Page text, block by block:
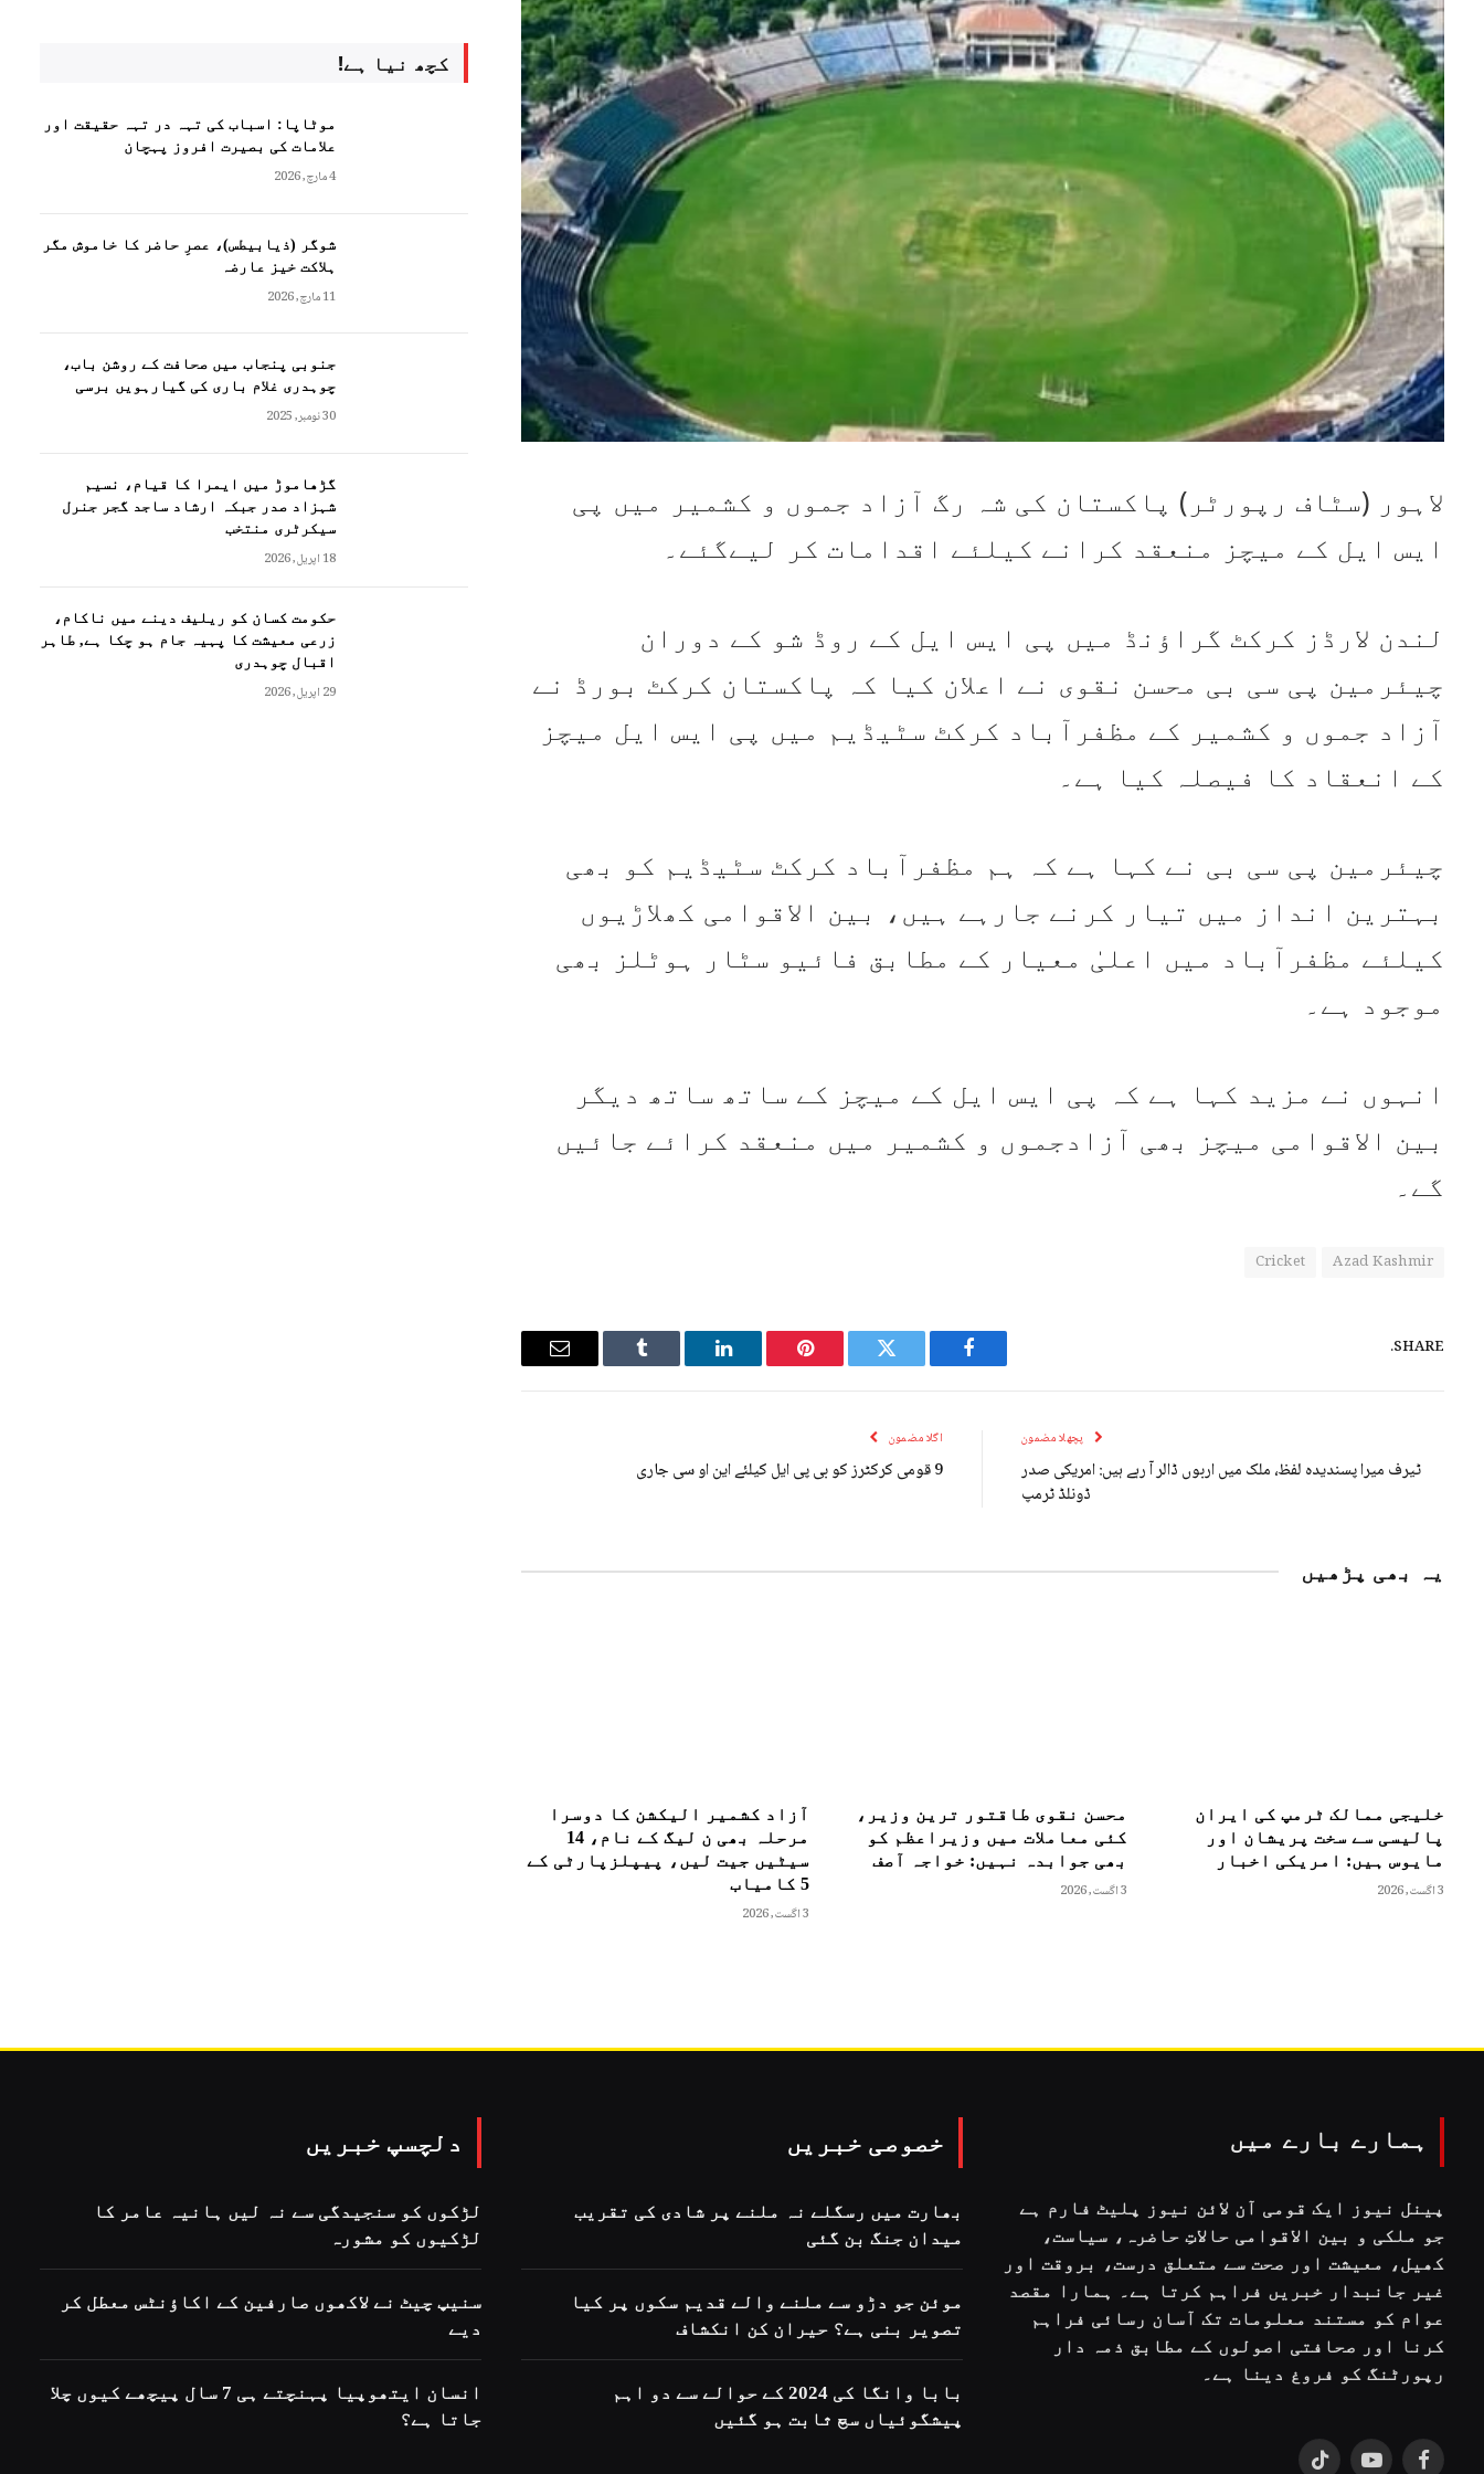
لاہور (سٹاف رپورٹر) پاکستان کی شہ رگ آزاد جموں و کشمیر میں پی
ایس ایل کے میچز منعقد کرانے کیلئے اقدامات کر لیےگئے۔
لندن لارڈز کرکٹ گراؤنڈ میں پی ایس ایل کے روڈ شو کے دوران
چیئرمین پی سی بی محسن نقوی نے اعلان کیا کہ پاکستان کرکٹ بورڈ نے
آزاد جموں و کشمیر کے مظفرآباد کرکٹ سٹیڈیم میں پی ایس ایل میچز
کے انعقاد کا فیصلہ کیا ہے۔
چیئرمین پی سی بی نے کہا ہے کہ ہم مظفرآباد کرکٹ سٹیڈیم کو بھی
بہترین انداز میں تیار کرنے جارہے ہیں، بین الاقوامی کھلاڑیوں
کیلئے مظفرآباد میں اعلیٰ معیار کے مطابق فائیو سٹار ہوٹلز بھی
موجود ہے۔
انہوں نے مزید کہا ہے کہ پی ایس ایل کے میچز کے ساتھ ساتھ دیگر
بین الاقوامی میچز بھی آزادجموں و کشمیر میں منعقد کرائے جائیں
گے۔
Azad Kashmir
Cricket
SHARE.
Facebook
Twitter
Pinterest
LinkedIn
Tumblr
Email
پچھلا مضمون
ٹیرف میرا پسندیدہ لفظ، ملک میں اربوں ڈالر آ رہے ہیں: امریکی صدر
ڈونلڈ ٹرمپ
اگلا مضمون
9 قومی کرکٹرز کو بی پی ایل کیلئے این او سی جاری
یہ بھی پڑھیں
خلیجی ممالک ٹرمپ کی ایران
پالیسی سے سخت پریشان اور
مایوس ہیں: امریکی اخبار
3 اگست, 2026
محسن نقوی طاقتور ترین وزیر،
کئی معاملات میں وزیراعظم کو
بھی جوابدہ نہیں: خواجہ آصف
3 اگست, 2026
آزاد کشمیر الیکشن کا دوسرا
مرحلہ بھی ن لیگ کے نام، 14
سیٹیں جیت لیں، پیپلزپارٹی کے
5 کامیاب
3 اگست, 2026
کچھ نیا ہے!
موٹاپا: اسباب کی تہہ در تہہ حقیقت اور
علامات کی بصیرت افروز پہچان
4 مارچ, 2026
شوگر (ذیابیطس)، عصرِ حاضر کا خاموش مگر
ہلاکت خیز عارضہ
11 مارچ, 2026
جنوبی پنجاب میں صحافت کے روشن باب،
چوہدری غلام باری کی گیارہویں برسی
30 نومبر, 2025
گڑھاموڑ میں ایمرا کا قیام، نسیم
شہزاد صدر جبکہ ارشاد ساجد گجر جنرل
سیکرٹری منتخب
18 اپریل, 2026
حکومت کسان کو ریلیف دینے میں ناکام،
زرعی معیشت کا پہیہ جام ہو چکا ہے, طاہر
اقبال چوہدری
29 اپریل, 2026
ہمارے بارے میں
پینل نیوز ایک قومی آن لائن نیوز پلیٹ فارم ہے
جو ملکی و بین الاقوامی حالاتِ حاضرہ، سیاست،
کھیل، معیشت اور صحت سے متعلق درست، بروقت اور
غیر جانبدار خبریں فراہم کرتا ہے۔ ہمارا مقصد
عوام کو مستند معلومات تک آسان رسائی فراہم
کرنا اور صحافتی اصولوں کے مطابق ذمہ دار
رپورٹنگ کو فروغ دینا ہے۔
خصوصی خبریں
بھارت میں رسگلے نہ ملنے پر شادی کی تقریب
میدان جنگ بن گئی
موئن جو دڑو سے ملنے والے قدیم سکوں پر کیا
تصویر بنی ہے؟ حیران کن انکشاف
بابا وانگا کی 2024 کے حوالے سے دو اہم
پیشگوئیاں سچ ثابت ہو گئیں
دلچسپ خبریں
لڑکوں کو سنجیدگی سے نہ لیں ہانیہ عامر کا
لڑکیوں کو مشورہ
سنیپ چیٹ نے لاکھوں صارفین کے اکاؤنٹس معطل کر
دیے
انسان ایتھوپیا پہنچتے ہی 7 سال پیچھے کیوں چلا
جاتا ہے؟